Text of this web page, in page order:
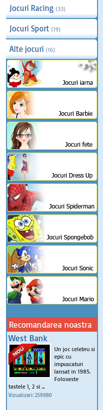
Jocuri Racing (33)
Jocuri Sport (19)
Alte jocuri (16)
Recomandarea noastra
West Bank
Un joc celebru si
epic cu
impuscaturi
lansat in 1985.
Foloseste
tastele 1, 2 si ...
Vizualizari: 259980